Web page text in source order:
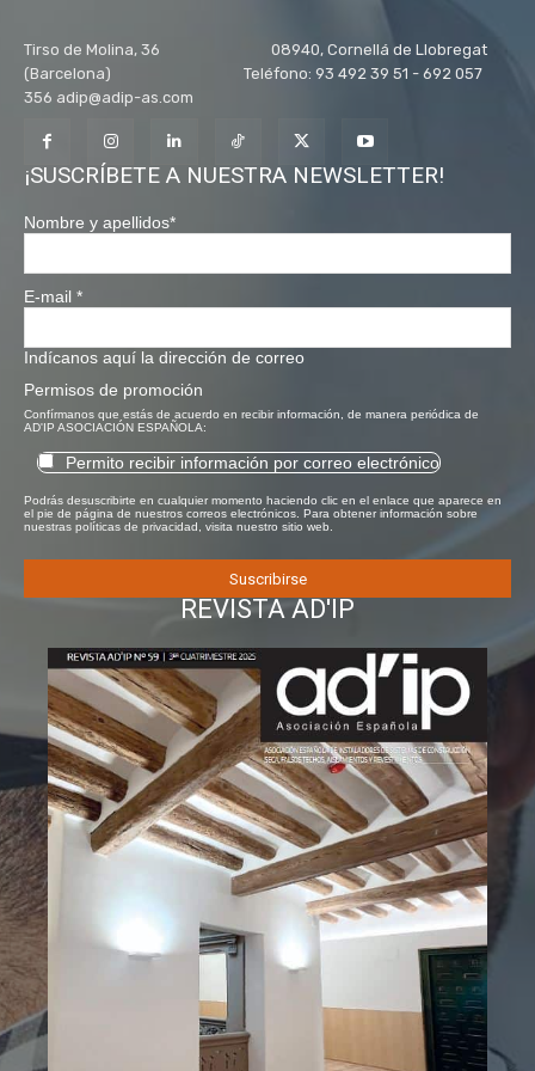
Tirso de Molina, 36 08940, Cornellá de Llobregat
(Barcelona) Teléfono: 93 492 39 51 - 692 057
356 adip@adip-as.com
¡SUSCRÍBETE A NUESTRA NEWSLETTER!
Nombre y apellidos*
E-mail *
Indícanos aquí la dirección de correo
Permisos de promoción
Confírmanos que estás de acuerdo en recibir información, de manera periódica de
AD'IP ASOCIACIÓN ESPAÑOLA:
Permito recibir información por correo electrónico
Podrás desuscribirte en cualquier momento haciendo clic en el enlace que aparece en
el pie de página de nuestros correos electrónicos. Para obtener información sobre
nuestras políticas de privacidad, visita nuestro sitio web.
REVISTA AD'IP